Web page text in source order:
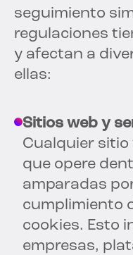
seguimiento
regulaciones
y afectan a
ellas:
Sitios web y
Cualquier sitio
que opere
amparadas
cumplimiento
cookies. Esto
empresas,